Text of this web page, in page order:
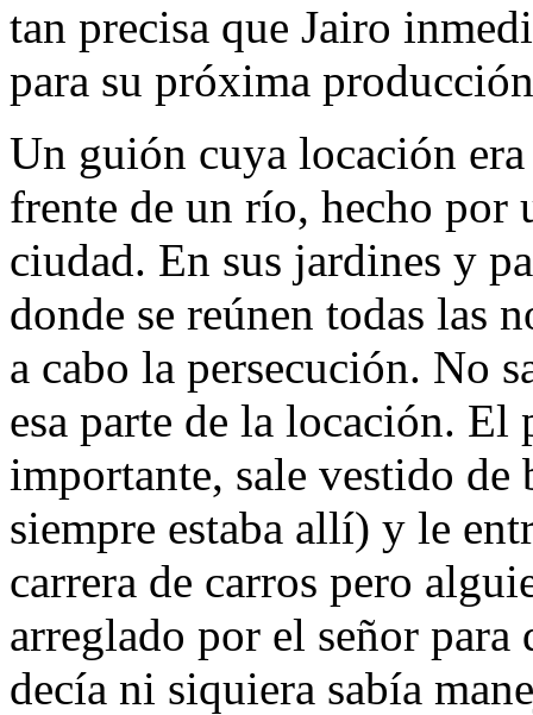
tan precisa que Jairo
para su próxima
Un guión cuya locación
frente de un río, hecho por
ciudad. En sus jardines y
donde se reúnen todas las
a cabo la persecución. No
esa parte de la locación. El
importante, sale vestido de
siempre estaba allí) y le
carrera de carros pero
arreglado por el señor para
decía ni siquiera sabía